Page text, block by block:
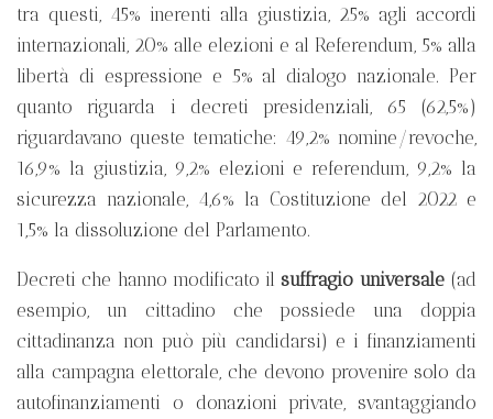
tra questi, 45% inerenti alla giustizia, 25% agli accordi
internazionali, 20% alle elezioni e al Referendum, 5% alla
libertà di espressione e 5% al dialogo nazionale. Per
quanto riguarda i decreti presidenziali, 65 (62,5%)
riguardavano queste tematiche: 49,2% nomine/revoche,
16,9% la giustizia, 9,2% elezioni e referendum, 9,2% la
sicurezza nazionale, 4,6% la Costituzione del 2022 e
1,5% la dissoluzione del Parlamento.
Decreti che hanno modificato ilsuffragio universale(ad
esempio, un cittadino che possiede una doppia
cittadinanza non può più candidarsi) e i finanziamenti
alla campagna elettorale, che devono provenire solo da
autofinanziamenti o donazioni private, svantaggiando